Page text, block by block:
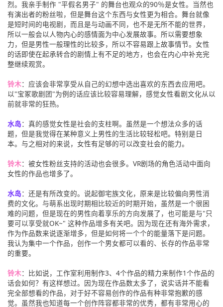
烈。我亲手制作 "平假名男子" 的舞台也观众的90％是女性。当然也
有演出者的粉丝啦，但是舞台这个东西与女性更为相合。舞台就像
是短时间的电视剧，而且是与动画不同，也不是无所不能的世界，
所以一般会以人物内心的感情面为中心发展故事。所以需要想象
力，但是男性一般理性的比较多，所以不容易跟上故事情节。女性
的话即使在起承转合的剧情上有不足的地方，也会在内心中补充完
整继续观赏。
铃木：应该会非常享受从自己的幻想中选出喜欢的东西去应用吧。
以"宝冢歌剧团"为例的话应该比较容易理解，感觉女性看剧文化从以
前就非常的狂热。
水岛：真的感觉女性是社会的支柱啊。虽然是一个想法众多的话
题，但是我觉得在某种意义上男性的生活比较轻松吧。特别是日
本。与之相对的来说，女性有足够的可以改变社会的能力。
铃木：被女性粉丝支持的活动也会很多。VR剧场的角色活动中面向
女性的作品也增多了。
水岛：还是有所改变的。说起御宅族文化，原来是比较偏向男性消
费的文化。与萌系出现时期相比较近的时期开始，虽然是一个很困
难的问题，但是现在的男性向着享乐的方向发展了，也可能是与"只
要可以享受就OK~" 这种作品增多有关吧。因为现在还有海外需求，
作为作品数来说逐渐增多，但是如何将一个个的能量落下是问题。
我认为集中一个作品，创作一个男女都可以看的、长存的作品非常
的重要。
铃木：比如说，工作室利用制作3、4个作品的精力来制作1个作品的
话会如何？有这样想过。因为现在作品数太多了，说实话并不能看
完全部想看的作品，对于好不容易创作的作品有种非常抱歉的感
觉。虽然我也知道每一个创作阵容都非常的优秀，都有非常用心的